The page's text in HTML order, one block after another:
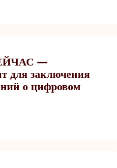
—
для заключения
о цифровом